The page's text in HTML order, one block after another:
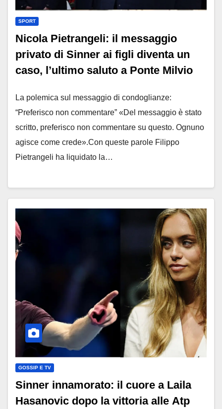
SPORT
Nicola Pietrangeli: il messaggio
privato di Sinner ai figli diventa un
caso, l’ultimo saluto a Ponte Milvio
La polemica sul messaggio di condoglianze:
“Preferisco non commentare” «Del messaggio è stato
scritto, preferisco non commentare su questo. Ognuno
agisce come crede».Con queste parole Filippo
Pietrangeli ha liquidato la…
GOSSIP E TV
Sinner innamorato: il cuore a Laila
Hasanovic dopo la vittoria alle Atp